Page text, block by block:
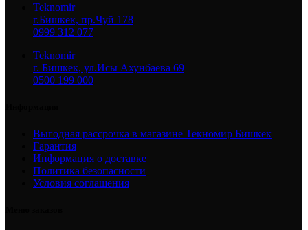
Teknomir
г.Бишкек, пр.Чуй 178
0999 312 077
Teknomir
г. Бишкек, ул.Исы Ахунбаева 69
0500 199 000
Выгодная рассрочка в магазине Текномир Бишкек
Гарантия
Информация о доставке
Политика безопасности
Условия соглашения